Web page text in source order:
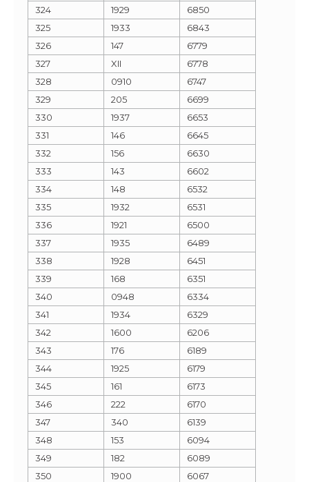
324
1929
6850
325
1933
6843
326
147
6779
327
XII
6778
328
0910
6747
329
205
6699
330
1937
6653
331
146
6645
332
156
6630
333
143
6602
334
148
6532
335
1932
6531
336
1921
6500
337
1935
6489
338
1928
6451
339
168
6351
340
0948
6334
341
1934
6329
342
1600
6206
343
176
6189
344
1925
6179
345
161
6173
346
222
6170
347
340
6139
348
153
6094
349
182
6089
350
1900
6067